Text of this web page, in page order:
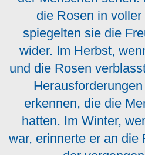
die Rosen in
spiegelten sie die
wider. Im Herbst,
und die Rosen
erkennen, die die
hatten. Im Winter,
war, erinnerte er an die